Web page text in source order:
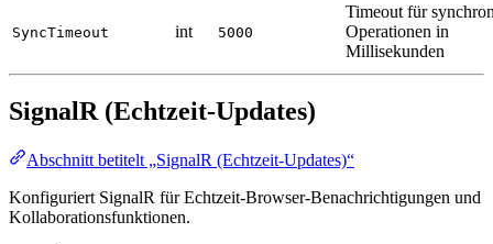
SyncTimeout int 5000
Timeout für
Operationen in
Millisekunden
SignalR (Echtzeit-Updates)
Abschnitt betitelt „SignalR (Echtzeit-Updates)“
Konfiguriert SignalR für Echtzeit-Browser-Benachrichtigungen und
Kollaborationsfunktionen.